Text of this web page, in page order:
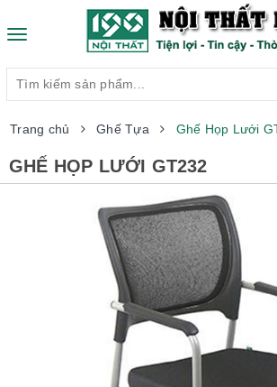
Toggle
Trang chủ Ghế Tựa Ghế Họp Lưới
GHẾ HỌP LƯỚI GT232